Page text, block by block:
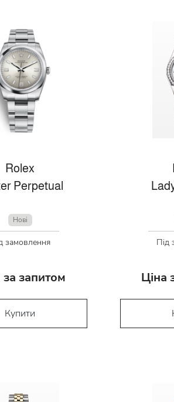
Rolex
Perpetual
Нові
замовлення
за запитом
Купити
Під
Ціна